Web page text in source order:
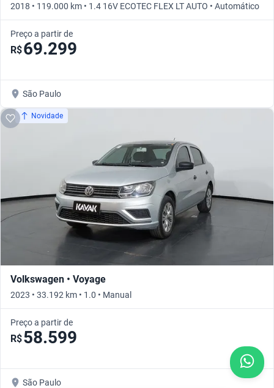
2018 • 119.000 km • 1.4 16V ECOTEC FLEX LT AUTO • Automático
Preço a partir de
R$69.299
São Paulo
Novidade
Volkswagen • Voyage
2023 • 33.192 km • 1.0 • Manual
Preço a partir de
R$58.599
São Paulo